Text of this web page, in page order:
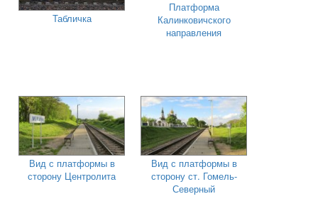
Табличка
Платформа
Калинковичского
направления
Вид с платформы в
сторону Центролита
Вид с платформы в
сторону ст. Гомель-
Северный